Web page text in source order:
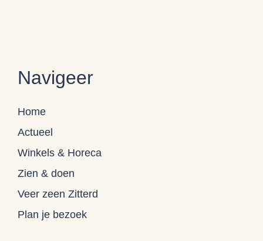
Navigeer
Home
Actueel
Winkels & Horeca
Zien & doen
Veer zeen Zitterd
Plan je bezoek